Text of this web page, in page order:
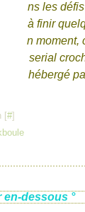
ns les
à finir
n moment,
serial
hébergé
[#]
en-dessous °